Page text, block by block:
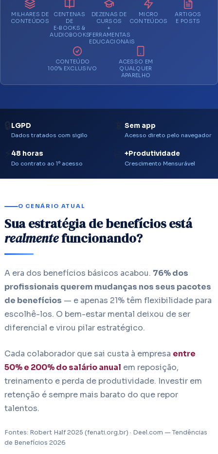
MILHARES DE
CONTEÚDOS
CENTENAS
DE
E-BOOKS &
AUDIOBOOKS
DEZENAS DE
CURSOS
+
FERRAMENTAS
EDUCACIONAIS
MICRO
CONTEÚDOS
ARTIGOS
E POSTS
CONTEÚDO
100% EXCLUSIVO
ACESSO EM
QUALQUER
APARELHO
LGPD
Dados tratados com sigilo
Sem app
Acesso direto pelo navegador
48 horas
Do contrato ao 1º acesso
+Produtividade
Crescimento Mensurável
O CENÁRIO ATUAL
Sua estratégia de benefícios está
realmentefuncionando?
A era dos benefícios básicos acabou. 76% dos
profissionais querem mudanças nos seus pacotes
de benefícios — e apenas 21% têm flexibilidade para
escolhê-los. O bem-estar mental deixou de ser
diferencial e virou pilar estratégico.
Cada colaborador que sai custa à empresa entre
50% e 200% do salário anual em reposição,
treinamento e perda de produtividade. Investir em
retenção é sempre mais barato do que repor
talentos.
Fontes: Robert Half 2025 (fenati.org.br) · Deel.com — Tendências
de Benefícios 2026